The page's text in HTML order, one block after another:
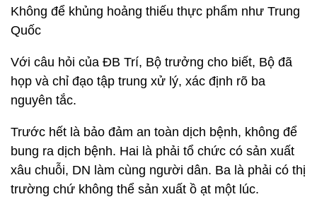
Không để khủng hoảng thiếu thực phẩm như Trung
Quốc
Với câu hỏi của ĐB Trí, Bộ trưởng cho biết, Bộ đã
họp và chỉ đạo tập trung xử lý, xác định rõ ba
nguyên tắc.
Trước hết là bảo đảm an toàn dịch bệnh, không để
bung ra dịch bệnh. Hai là phải tổ chức có sản xuất
xâu chuỗi, DN làm cùng người dân. Ba là phải có thị
trường chứ không thể sản xuất ồ ạt một lúc.